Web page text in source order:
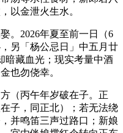
以金泄火生水。
。2026年夏至前一日（6
另「杨公忌日」中五月廿
暗藏血光；现实考量中酒
也勿侥幸。
（丙午年岁破在子。正
子，同正北）；若无法绕
并鸣笛三声过路口；新娘